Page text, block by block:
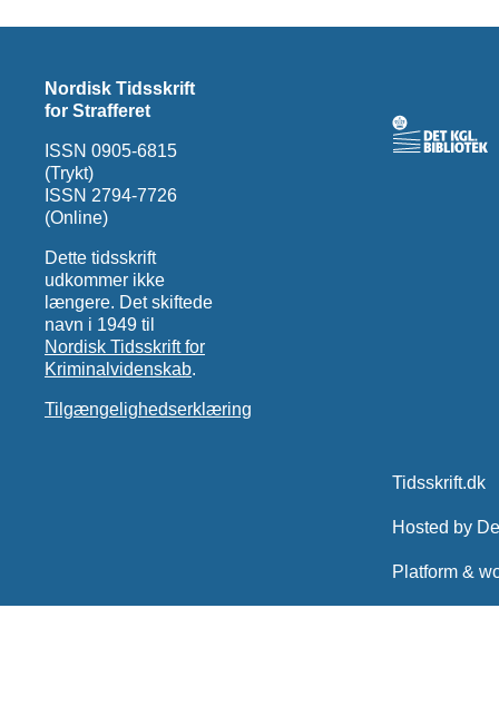
Nordisk Tidsskrift
for Strafferet
ISSN 0905-6815
(Trykt)
ISSN 2794-7726
(Online)
Dette tidsskrift
udkommer ikke
længere. Det skiftede
navn i 1949 til
Nordisk Tidsskrift for
Kriminalvidenskab.
Tilgængelighedserklæring